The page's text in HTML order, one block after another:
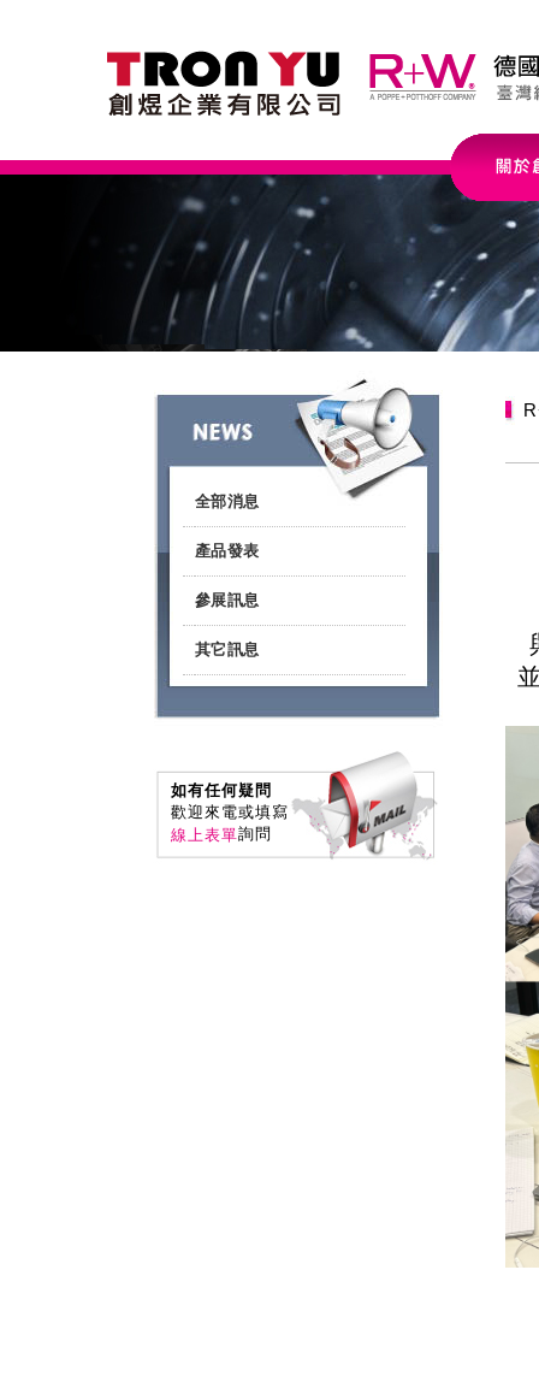
全部消息
產品發表
參展訊息
其它訊息
如有任何疑問
歡迎來電或填寫
線上表單詢問